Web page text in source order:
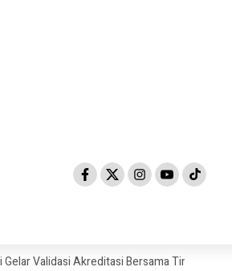
Akreditasi Bersama Tim Asesor BAN-PDM